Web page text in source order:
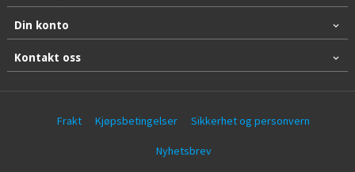
Din konto
Kontakt oss
Frakt Kjøpsbetingelser Sikkerhet og personvern
Nyhetsbrev